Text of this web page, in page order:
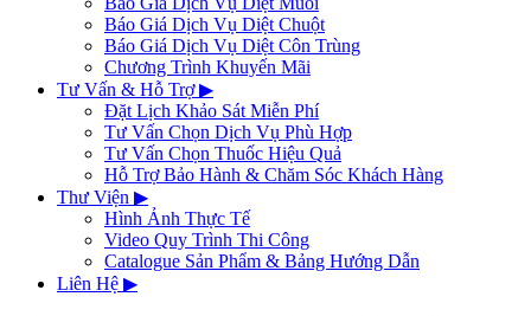
Báo Giá Dịch Vụ Diệt Chuột
Báo Giá Dịch Vụ Diệt Côn Trùng
Chương Trình Khuyến Mãi
Tư Vấn & Hỗ Trợ▶
Đặt Lịch Khảo Sát Miễn Phí
Tư Vấn Chọn Dịch Vụ Phù Hợp
Tư Vấn Chọn Thuốc Hiệu Quả
Hỗ Trợ Bảo Hành & Chăm Sóc Khách Hàng
Thư Viện ▶
Hình Ảnh Thực Tế
Video Quy Trình Thi Công
Catalogue Sản Phẩm & Bảng Hướng Dẫn
Liên Hệ ▶